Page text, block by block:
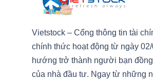
Vietstock – Cổng thông tin tài
chính thức hoạt động từ ngày
hướng trở thành người bạn
của nhà đầu tư. Ngay từ những
NGUYÊN
VẬT
LIỆU